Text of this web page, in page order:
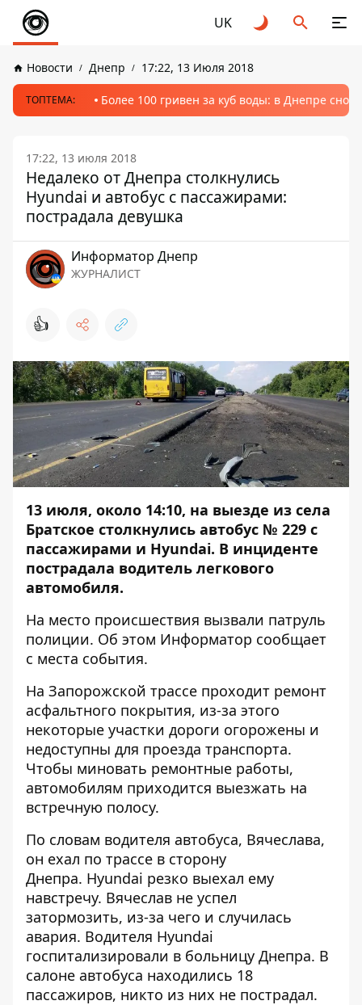
UK
Новости Днепр 17:22, 13 Июля 2018
ТОПТЕМА: Более 100 гривен за куб воды: в Днепре
17:22, 13 июля 2018
Недалеко от Днепра столкнулись
Hyundai и автобус с пассажирами:
пострадала девушка
Информатор Днепр
ЖУРНАЛИСТ
👍
13 июля, около 14:10, на выезде из села
Братское столкнулись автобус № 229 с
пассажирами и Hyundai. В инциденте
пострадала водитель легкового
автомобиля.
На место происшествия вызвали патруль
полиции. Об этом Информатор сообщает
с места события.
На Запорожской трассе проходит ремонт
асфальтного покрытия, из-за этого
некоторые участки дороги огорожены и
недоступны для проезда транспорта.
Чтобы миновать ремонтные работы,
автомобилям приходится выезжать на
встречную полосу.
По словам водителя автобуса, Вячеслава,
он ехал по трассе в сторону
Днепра. Hyundai резко выехал ему
навстречу. Вячеслав не успел
затормозить, из-за чего и случилась
авария. Водителя Hyundai
госпитализировали в больницу Днепра. В
салоне автобуса находились 18
пассажиров, никто из них не пострадал.